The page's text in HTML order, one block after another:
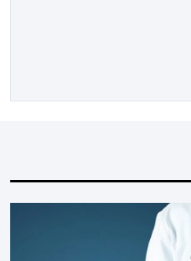
والرفاه للشعب المغربي. […]